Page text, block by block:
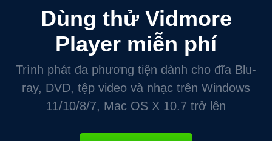
Dùng thử Vidmore
Player miễn phí
Trình phát đa phương tiện dành cho đĩa Blu-
ray, DVD, tệp video và nhạc trên Windows
11/10/8/7, Mac OS X 10.7 trở lên